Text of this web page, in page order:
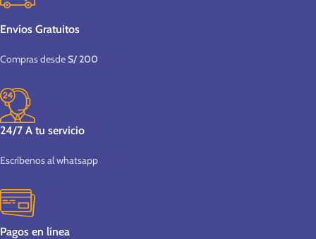
Envíos Gratuitos
Compras desdeS/ 200
24/7 A tu servicio
Escríbenos al whatsapp
Pagos en línea